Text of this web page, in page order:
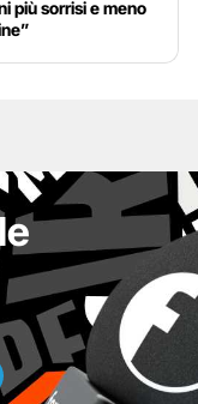
più sorrisi e meno